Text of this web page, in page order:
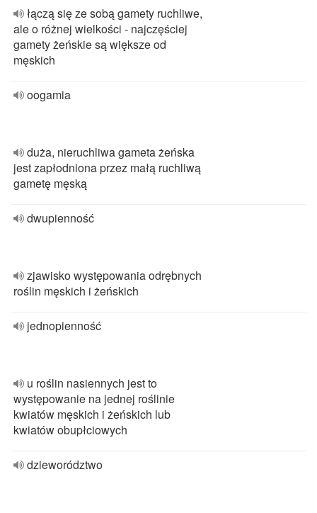
łączą się ze sobą gamety ruchliwe,
ale o różnej wielkości - najczęściej
gamety żeńskie są większe od
męskich
oogamia
duża, nieruchliwa gameta żeńska
jest zapłodniona przez małą ruchliwą
gametę męską
dwupienność
zjawisko występowania odrębnych
roślin męskich i żeńskich
jednopienność
u roślin nasiennych jest to
występowanie na jednej roślinie
kwiatów męskich i żeńskich lub
kwiatów obupłciowych
dzieworództwo